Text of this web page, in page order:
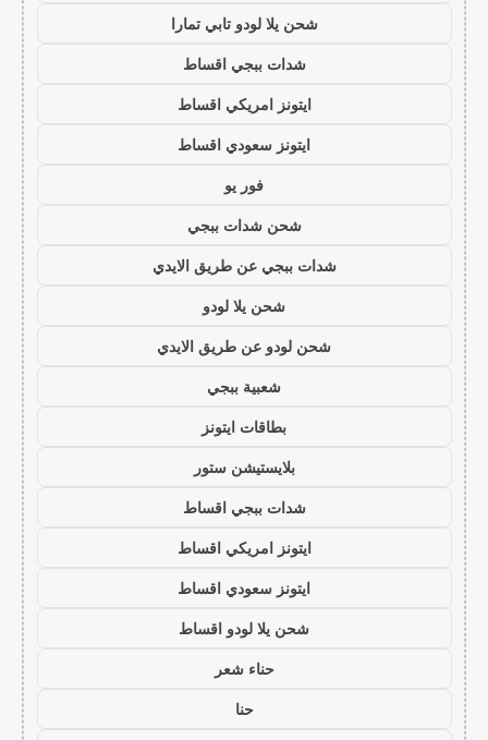
شحن يلا لودو تابي تمارا
شدات ببجي اقساط
ايتونز امريكي اقساط
ايتونز سعودي اقساط
فور يو
شحن شدات ببجي
شدات ببجي عن طريق الايدي
شحن يلا لودو
شحن لودو عن طريق الايدي
شعبية ببجي
بطاقات ايتونز
بلايستيشن ستور
شدات ببجي اقساط
ايتونز امريكي اقساط
ايتونز سعودي اقساط
شحن يلا لودو اقساط
حناء شعر
حنا